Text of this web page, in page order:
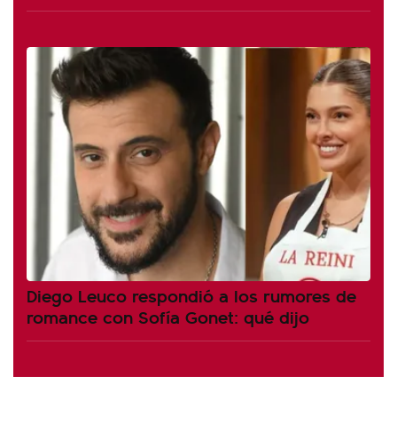
Diego Leuco respondió a los rumores de
romance con Sofía Gonet: qué dijo